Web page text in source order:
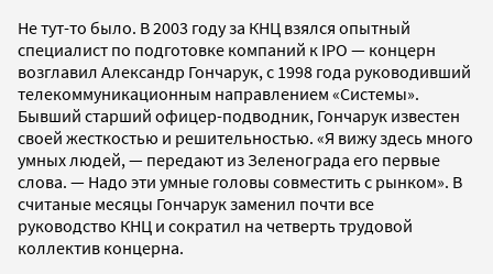
Не тут-то было. В 2003 году за КНЦ взялся опытный
специалист по подготовке компаний к IPO — концерн
возглавил Александр Гончарук, с 1998 года руководивший
телекоммуникационным направлением «Системы».
Бывший старший офицер-подводник, Гончарук известен
своей жесткостью и решительностью. «Я вижу здесь много
умных людей, — передают из Зеленограда его первые
слова. — Надо эти умные головы совместить с рынком». В
считаные месяцы Гончарук заменил почти все
руководство КНЦ и сократил на четверть трудовой
коллектив концерна.